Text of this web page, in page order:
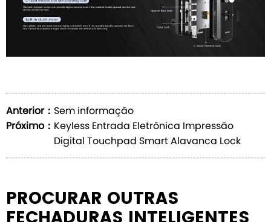
Anterior： Sem informação
Próximo： Keyless Entrada Eletrônica Impressão
Digital Touchpad Smart Alavanca Lock
PROCURAR OUTRAS